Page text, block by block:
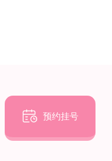
 预约挂号